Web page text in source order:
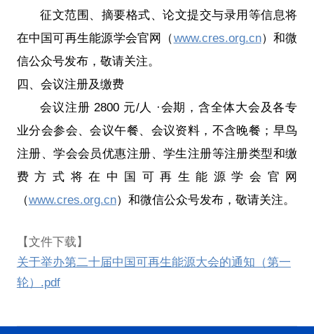
征文范围、摘要格式、论文提交与录用等信息将
在中国可再生能源学会官网（www.cres.org.cn）和微
信公众号发布，敬请关注。
四、会议注册及缴费
会议注册 2800 元/人 ·会期，含全体大会及各专
业分会参会、会议午餐、会议资料，不含晚餐；早鸟
注册、学会会员优惠注册、学生注册等注册类型和缴
费方式将在中国可再生能源学会官网
（www.cres.org.cn）和微信公众号发布，敬请关注。
【文件下载】
关于举办第二十届中国可再生能源大会的通知（第一
轮）.pdf